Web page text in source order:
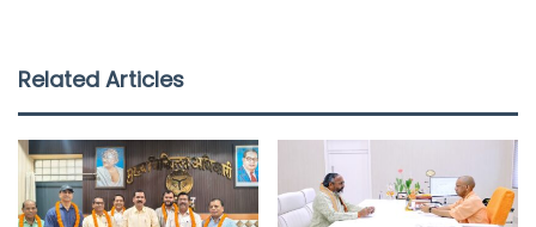
e
o
o
k
t
e
r
t
A
p
p
i
n
k
Related Articles